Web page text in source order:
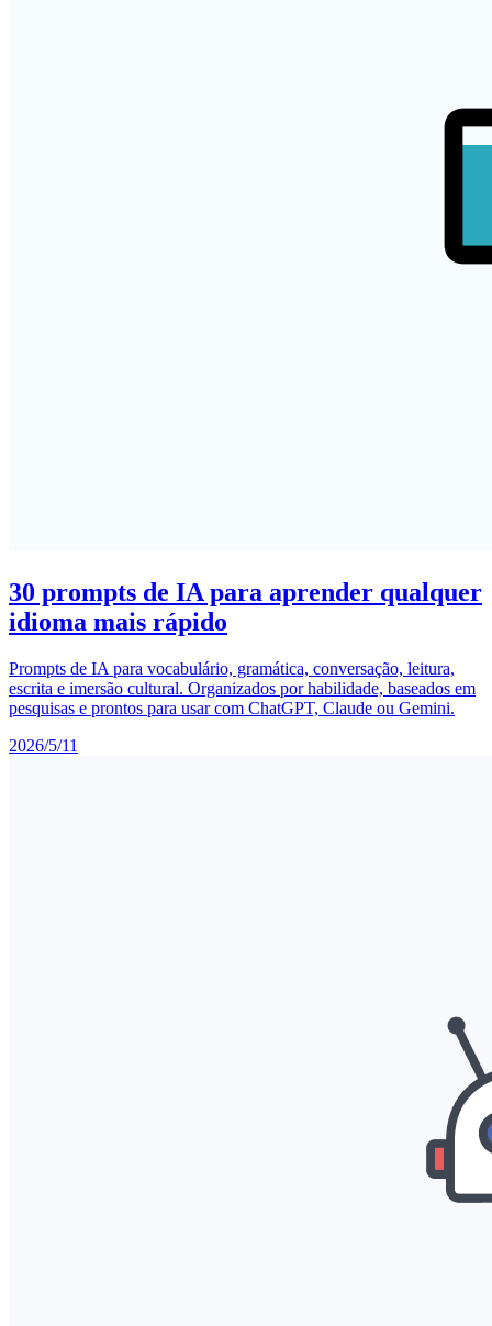
30 prompts de IA para aprender qualquer
idioma mais rápido
Prompts de IA para vocabulário, gramática, conversação, leitura,
escrita e imersão cultural. Organizados por habilidade, baseados em
pesquisas e prontos para usar com ChatGPT, Claude ou Gemini.
2026/5/11